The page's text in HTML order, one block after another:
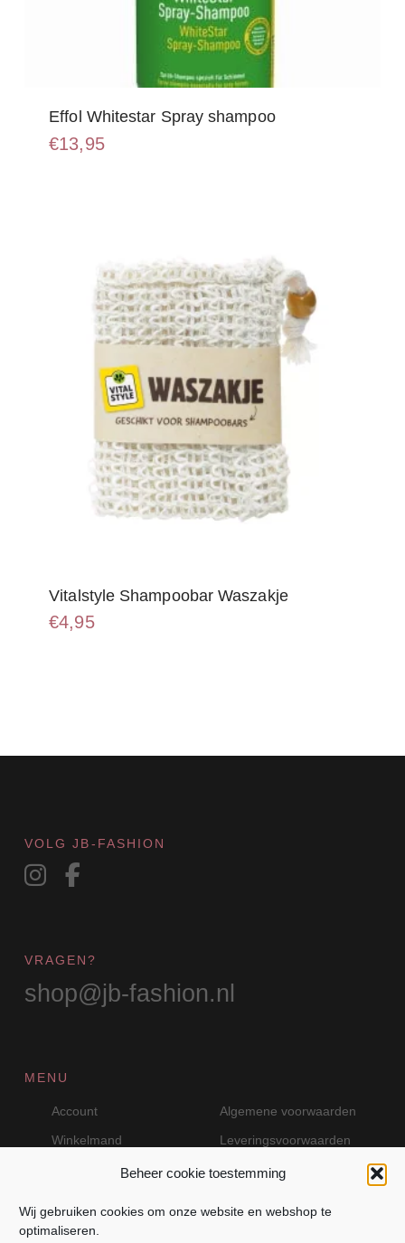
Beheer cookie toestemming
Wij gebruiken cookies om onze website en webshop te
optimaliseren.
Effol Whitestar Spray shampoo
€13,95
Vitalstyle Shampoobar Waszakje
€4,95
VOLG JB-FASHION
VRAGEN?
shop@jb-fashion.nl
MENU
Account
Algemene voorwaarden
Winkelmand
Leveringsvoorwaarden
VEILIG BETALEN MET MOLLIE